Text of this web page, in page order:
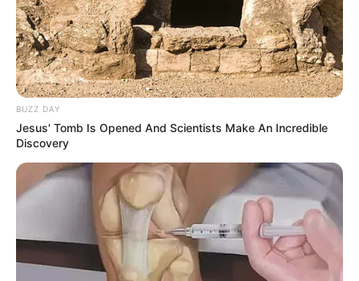
BUZZ DAY
Jesus' Tomb Is Opened And Scientists Make An Incredible
Discovery